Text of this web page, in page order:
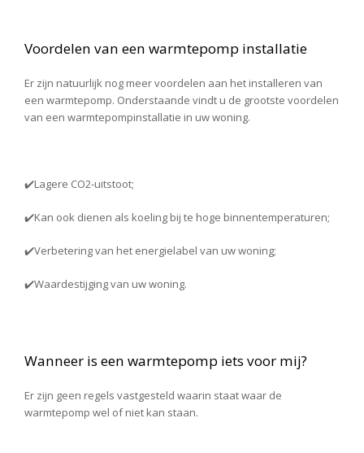
Voordelen van een warmtepomp installatie
Er zijn natuurlijk nog meer voordelen aan het installeren van
een warmtepomp. Onderstaande vindt u de grootste voordelen
van een warmtepompinstallatie in uw woning.
✔️Lagere CO2-uitstoot;
✔️Kan ook dienen als koeling bij te hoge binnentemperaturen;
✔️Verbetering van het energielabel van uw woning;
✔️Waardestijging van uw woning.
Wanneer is een warmtepomp iets voor mij?
Er zijn geen regels vastgesteld waarin staat waar de
warmtepomp wel of niet kan staan.